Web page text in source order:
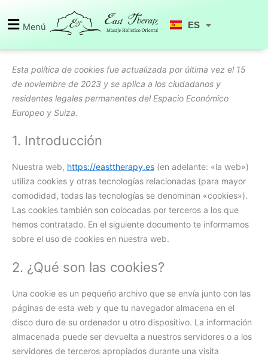
Menú ES
CA
Esta política de cookies fue actualizada por última vez el 15
de noviembre de 2023 y se aplica a los ciudadanos y
residentes legales permanentes del Espacio Económico
Europeo y Suiza.
1. Introducción
Nuestra web, https://easttherapy.es (en adelante: «la web»)
utiliza cookies y otras tecnologías relacionadas (para mayor
comodidad, todas las tecnologías se denominan «cookies»).
Las cookies también son colocadas por terceros a los que
hemos contratado. En el siguiente documento te informamos
sobre el uso de cookies en nuestra web.
2. ¿Qué son las cookies?
Una cookie es un pequeño archivo que se envía junto con las
páginas de esta web y que tu navegador almacena en el
disco duro de su ordenador u otro dispositivo. La información
almacenada puede ser devuelta a nuestros servidores o a los
servidores de terceros apropiados durante una visita
elementor
google-
wordpress
tiktok
youtube
varios